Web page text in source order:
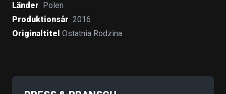
Länder
Polen
Produktionsår 2016
Originaltitel Ostatnia Rodzina